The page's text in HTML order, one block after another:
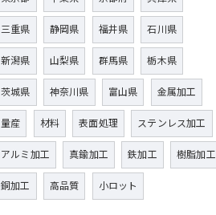
三重県
静岡県 福井県
石川県
新潟県
山梨県 群馬県
栃木県
茨城県
神奈川県 富山県
金属加工
量産
材料 表面処理
ステンレス加工
アルミ加工
真鍮加工 鉄加工
樹脂加工
銅加工
高品質 小ロット